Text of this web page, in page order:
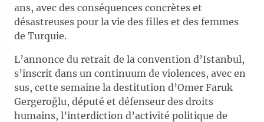
ans, avec des conséquences concrètes et
désastreuses pour la vie des filles et des femmes
de Turquie.
L’annonce du retrait de la convention d’Istanbul,
s’inscrit dans un continuum de violences, avec en
sus, cette semaine la destitution d’Omer Faruk
Gergeroğlu, député et défenseur des droits
humains, l’interdiction d’activité politique de